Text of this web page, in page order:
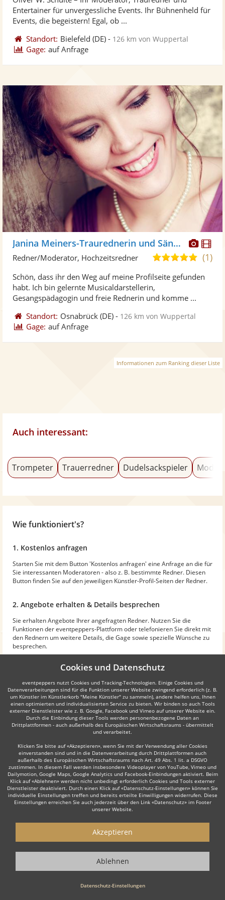
5
Entertainer für unvergessliche Events. Ihr Bühnenheld für
Events, die begeistern! Egal, ob ...
Standort: Bielefeld (DE) - 126 km von Wuppertal
Gage: auf Anfrage
Fotos
Janina Meiners-Traurednerin und Sängerin
5,0
5
(1)
Redner/Moderator, Hochzeitsredner
Schön, dass ihr den Weg auf meine Profilseite gefunden
habt. Ich bin gelernte Musicaldarstellerin,
Gesangspädagogin und freie Rednerin und komme ...
Standort: Osnabrück (DE) - 126 km von Wuppertal
Gage: auf Anfrage
Informationen zum Ranking dieser Liste
Auch interessant:
Trompeter Trauerredner Dudelsackspieler
Wie funktioniert's?
1. Kostenlos anfragen
Starten Sie mit dem Button 'Kostenlos anfragen' eine Anfrage an die für
Sie interessanten Moderatoren - also z. B. bestimmte Redner. Diesen
Button finden Sie auf den jeweiligen Künstler-Profil-Seiten der Redner.
2. Angebote erhalten & Details besprechen
Sie erhalten Angebote Ihrer angefragten Redner. Nutzen Sie die
Funktionen der eventpeppers-Plattform oder telefonieren Sie direkt mit
den Rednern um weitere Details, die Gage sowie spezielle Wünsche zu
besprechen.
3. Moderator buchen, keine Buchungsgebühren
Wenn Sie sich einig geworden sind, erstellt der gewünschte Redner
eine Buchung für Sie. Sie erhalten darin nochmals eine übersichtliche
Zusammenstellung aller Details. Für Sie entstehen dadurch keine
Kosten durch eventpeppers.
Nach Ihrer Veranstaltung sind sie berechtigt, Ihren gebuchten Redner
zu bewerten.
4. Live-Show genießen
Lehnen Sie sich zurück und genießen Sie Ihren Top Redner.
einen Rednerüber eventpeppers
buchen?
Große Auswahl an Rednern
Auf eventpeppers, dem großen Portal für Musiker,
Unterhaltungskünstler und Tänzer, finden Sie eine große Auswahl an
Rednern rund um Wuppertal, Nordrhein-Westfalen.
Cookies und Datenschutz
eventpeppers nutzt Cookies und Tracking-Technologien. Einige Cookies und
Datenverarbeitungen sind für die Funktion unserer Website zwingend erforderlich (z. B.
um Künstler im Künstlerkorb "Meine Künstler" zu sammeln), andere helfen uns, Ihnen
einen optimierten und individualisierten Service zu bieten. Wir binden so auch Tools
externer Dienstleister wie z. B. Google, Facebook und Vimeo auf unserer Website ein.
Durch die Einbindung dieser Tools werden personenbezogene Daten an
Drittplattformen - auch außerhalb des Europäischen Wirtschaftsraums - übermittelt
und verarbeitet.
Klicken Sie bitte auf «Akzeptieren», wenn Sie mit der Verwendung aller Cookies
einverstanden sind und in die Datenverarbeitung durch Drittplattformen auch
außerhalb des Europäischen Wirtschaftsraums nach Art. 49 Abs. 1 lit. a DSGVO
zustimmen. In diesem Fall werden insbesondere Videoplayer von YouTube, Vimeo und
Dailymotion, Google Maps, Google Analytics und Facebook-Einbindungen aktiviert. Beim
Klick auf «Ablehnen» werden nicht unbedingt erforderlich Cookies und Tools externer
Dienstleister deaktiviert. Durch einen Klick auf «Datenschutz-Einstellungen» können Sie
individuelle Einstellungen treffen und bereits erteilte Einwilligungen widerrufen. Diese
Einstellungen erreichen Sie auch jederzeit über den Link «Datenschutz» im Footer
unserer Website.
Datenschutz-Einstellungen
Akzeptieren
Ablehnen